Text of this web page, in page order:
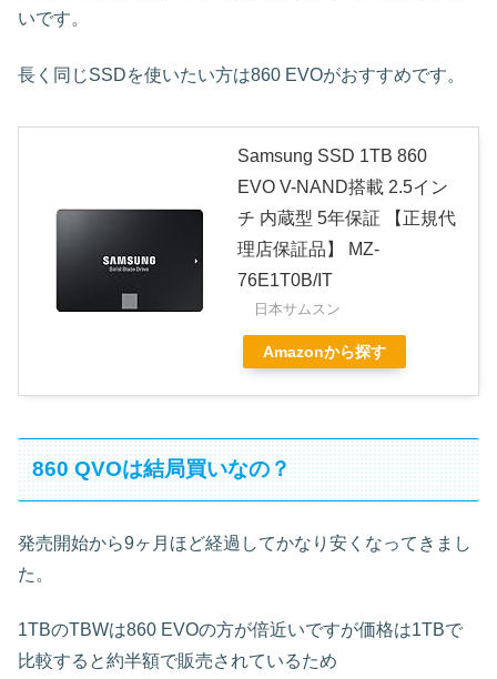
いです。
長く同じSSDを使いたい方は860 EVOがおすすめです。
Samsung SSD 1TB 860
EVO V-NAND搭載 2.5イン
チ 内蔵型 5年保証 【正規代
理店保証品】 MZ-
76E1T0B/IT
日本サムスン
Amazonから探す
860 QVOは結局買いなの？
発売開始から9ヶ月ほど経過してかなり安くなってきまし
た。
1TBのTBWは860 EVOの方が倍近いですが価格は1TBで
比較すると約半額で販売されているため